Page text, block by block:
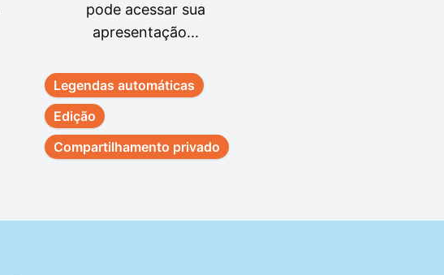
pode acessar sua
apresentação...
Legendas automáticas
Edição
Compartilhamento privado